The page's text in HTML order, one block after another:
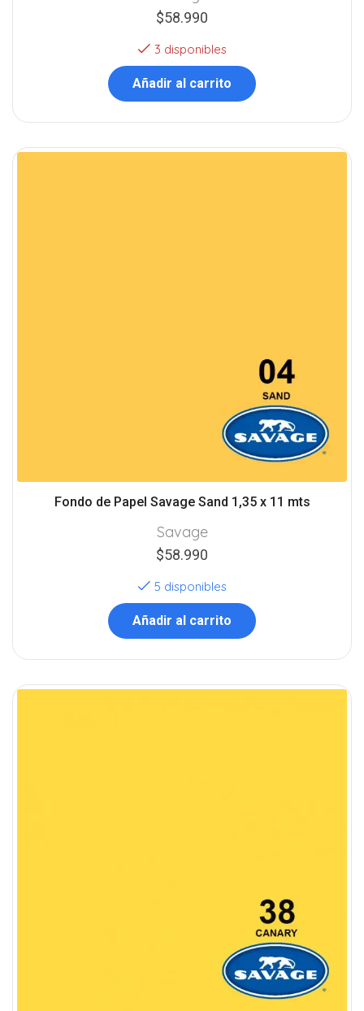
$58.990
3 disponibles
Añadir al carrito
Fondo de Papel Savage Sand 1,35 x 11 mts
Savage
$58.990
5 disponibles
Añadir al carrito